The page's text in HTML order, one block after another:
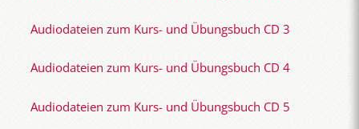
Audiodateien zum Kurs- und Übungsbuch CD 3
Audiodateien zum Kurs- und Übungsbuch CD 4
Audiodateien zum Kurs- und Übungsbuch CD 5